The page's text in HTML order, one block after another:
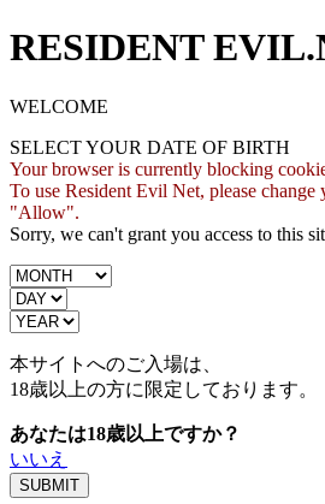
RESIDENT
WELCOME
SELECT YOUR DATE OF BIRTH
Your browser is currently blocking
To use Resident Evil Net, please
"Allow".
Sorry, we can't grant you access to this
本サイトへのご入場は、
18歳以上の方に限定しております。
あなたは18歳以上ですか？
いいえ